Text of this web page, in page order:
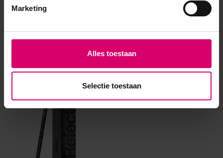
Marketing
Alles toestaan
Selectie toestaan